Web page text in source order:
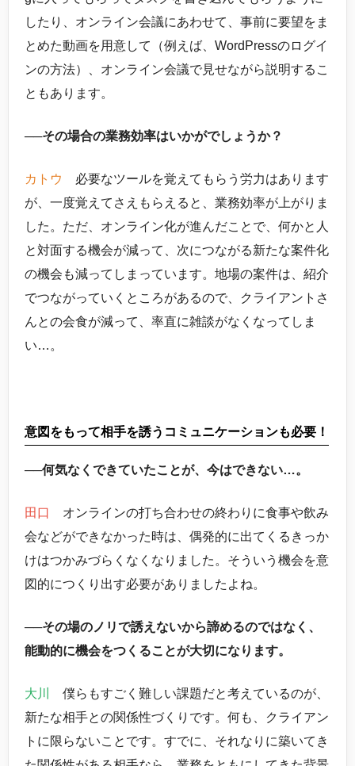
したり、オンライン会議にあわせて、事前に要望をま
とめた動画を用意して（例えば、WordPressのログイ
ンの方法）、オンライン会議で見せながら説明するこ
ともあります。
──その場合の業務効率はいかがでしょうか？
カトウ
必要なツールを覚えてもらう労力はあります
が、一度覚えてさえもらえると、業務効率が上がりま
した。ただ、オンライン化が進んだことで、何かと人
と対面する機会が減って、次につながる新たな案件化
の機会も減ってしまっています。地場の案件は、紹介
でつながっていくところがあるので、クライアントさ
んとの会食が減って、率直に雑談がなくなってしま
い…。
意図をもって相手を誘うコミュニケーションも必要！
──何気なくできていたことが、今はできない…。
田口
オンラインの打ち合わせの終わりに食事や飲み
会などができなかった時は、偶発的に出てくるきっか
けはつかみづらくなくなりました。そういう機会を意
図的につくり出す必要がありましたよね。
──その場のノリで誘えないから諦めるのではなく、
能動的に機会をつくることが大切になります。
大川
僕らもすごく難しい課題だと考えているのが、
新たな相手との関係性づくりです。何も、クライアン
トに限らないことです。すでに、それなりに築いてき